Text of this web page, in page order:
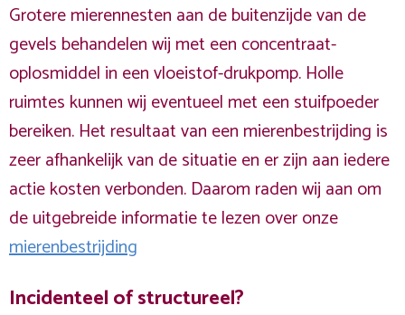
Grotere mierennesten aan de buitenzijde van de
gevels behandelen wij met een concentraat-
oplosmiddel in een vloeistof-drukpomp. Holle
ruimtes kunnen wij eventueel met een stuifpoeder
bereiken. Het resultaat van een mierenbestrijding is
zeer afhankelijk van de situatie en er zijn aan iedere
actie kosten verbonden. Daarom raden wij aan om
de uitgebreide informatie te lezen over onze
mierenbestrijding
Incidenteel of structureel?